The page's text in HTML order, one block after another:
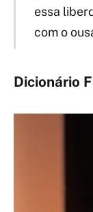
essa
com o
Dicionário